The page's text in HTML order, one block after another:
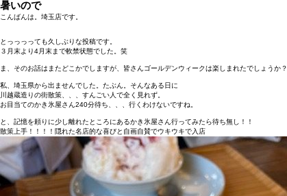
暑いので
こんばんは。埼玉店です。
とっっっっても久しぶりな投稿です。
３月末より4月末まで軟禁状態でした。笑
ま、そのお話はまたどこかでしますが、皆さんゴールデンウィークは楽しまれたでしょうか？
私、埼玉県から出ませんでした。たぶん。そんなある日に
川越蔵造りの街散策、、、すんごい人で全く見れず。
お目当てのかき氷屋さん240分待ち、、、行くわけないですね。
と、記憶を頼りに少し離れたところにあるかき氷屋さん行ってみたら待ち無し！！
散策上手！！！！隠れた名店的な喜びと自画自賛でウキウキで入店